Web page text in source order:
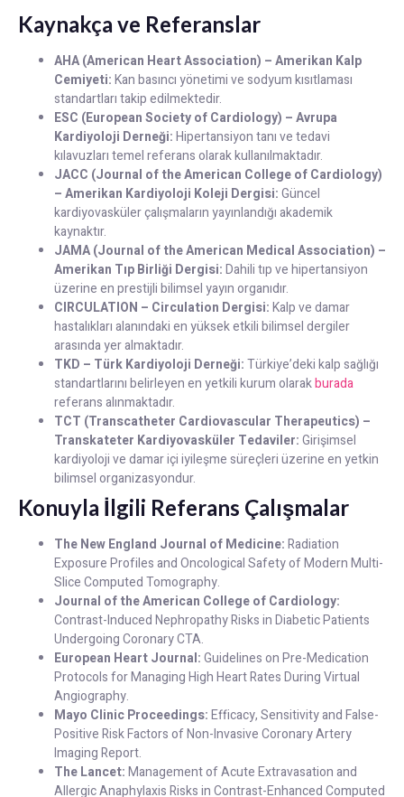
Kaynakça ve Referanslar
AHA (American Heart Association) – Amerikan Kalp
Cemiyeti:Kan basıncı yönetimi ve sodyum kısıtlaması
standartları takip edilmektedir.
ESC (European Society of Cardiology) – Avrupa
Kardiyoloji Derneği:Hipertansiyon tanı ve tedavi
kılavuzları temel referans olarak kullanılmaktadır.
JACC (Journal of the American College of Cardiology)
– Amerikan Kardiyoloji Koleji Dergisi:Güncel
kardiyovasküler çalışmaların yayınlandığı akademik
kaynaktır.
JAMA (Journal of the American Medical Association) –
Amerikan Tıp Birliği Dergisi:Dahili tıp ve hipertansiyon
üzerine en prestijli bilimsel yayın organıdır.
CIRCULATION – Circulation Dergisi:Kalp ve damar
hastalıkları alanındaki en yüksek etkili bilimsel dergiler
arasında yer almaktadır.
TKD – Türk Kardiyoloji Derneği:Türkiye’deki kalp sağlığı
standartlarını belirleyen en yetkili kurum olarakburada
referans alınmaktadır.
TCT (Transcatheter Cardiovascular Therapeutics) –
Transkateter Kardiyovasküler Tedaviler:Girişimsel
kardiyoloji ve damar içi iyileşme süreçleri üzerine en yetkin
bilimsel organizasyondur.
Konuyla İlgili Referans Çalışmalar
The New England Journal of Medicine:Radiation
Exposure Profiles and Oncological Safety of Modern Multi-
Slice Computed Tomography.
Journal of the American College of Cardiology:
Contrast-Induced Nephropathy Risks in Diabetic Patients
Undergoing Coronary CTA.
European Heart Journal:Guidelines on Pre-Medication
Protocols for Managing High Heart Rates During Virtual
Angiography.
Mayo Clinic Proceedings:Efficacy, Sensitivity and False-
Positive Risk Factors of Non-Invasive Coronary Artery
Imaging Report.
The Lancet:Management of Acute Extravasation and
Allergic Anaphylaxis Risks in Contrast-Enhanced Computed